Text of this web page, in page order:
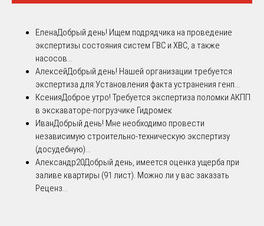
ЕленаДобрый день! Ищем подрядчика на проведение
экспертизы состояния систем ГВС и ХВС, а также
насосов...
АлексейДобрый день! Нашей организации требуется
экспертиза для:Установления факта устранения генп...
КсенияДоброе утро! Требуется экспертиза поломки АКПП
в экскаваторе-погрузчике Гидромек
ИванДобрый день! Мне необходимо провести
независимую строительно-техническую экспертизу
(досудебную)...
Александр20Добрый день, имеется оценка ущерба при
заливе квартиры (91 лист). Можно ли у вас заказать
Реценз...